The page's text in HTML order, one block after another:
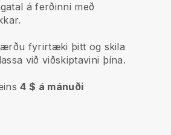
á ferðinni með
fyrirtæki þitt og skila
við viðskiptavini þína.
4 $ á mánuði